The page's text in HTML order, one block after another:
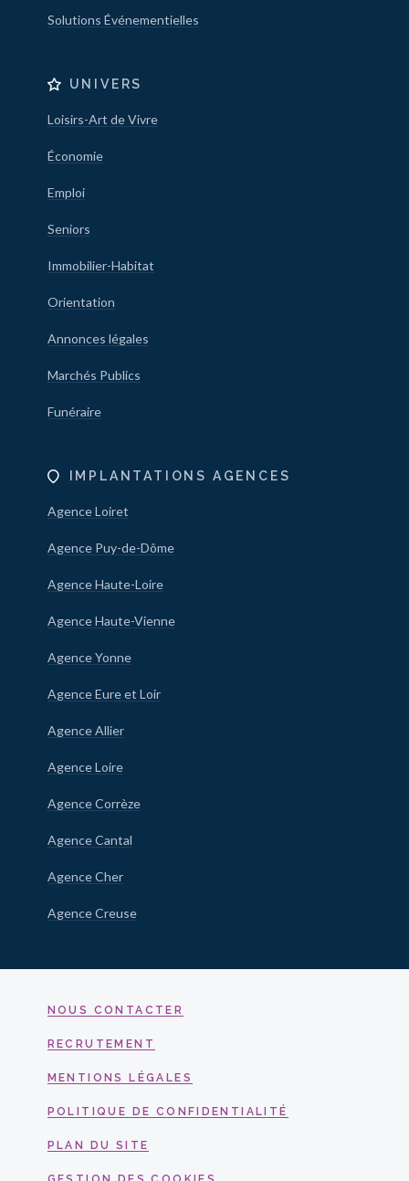
Solutions Événementielles
UNIVERS
Loisirs-Art de Vivre
Économie
Emploi
Seniors
Immobilier-Habitat
Orientation
Annonces légales
Marchés Publics
Funéraire
IMPLANTATIONS AGENCES
Agence Loiret
Agence Puy-de-Dôme
Agence Haute-Loire
Agence Haute-Vienne
Agence Yonne
Agence Eure et Loir
Agence Allier
Agence Loire
Agence Corrèze
Agence Cantal
Agence Cher
Agence Creuse
NOUS CONTACTER
RECRUTEMENT
MENTIONS LÉGALES
POLITIQUE DE CONFIDENTIALITÉ
PLAN DU SITE